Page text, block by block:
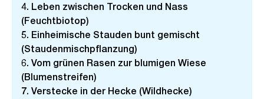
4. Leben zwischen Trocken und Nass
(Feuchtbiotop)
5. Einheimische Stauden bunt gemischt
(Staudenmischpflanzung)
6. Vom grünen Rasen zur blumigen Wiese
(Blumenstreifen)
7. Verstecke in der Hecke (Wildhecke)